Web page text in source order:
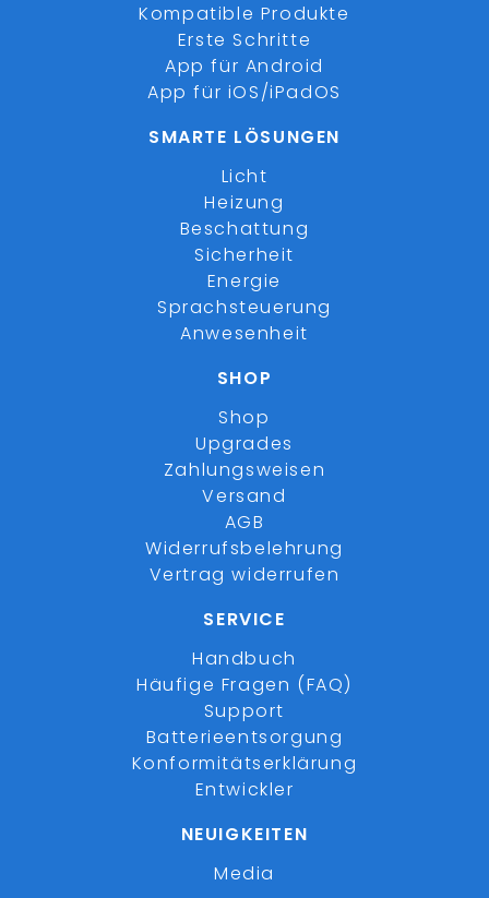
Kompatible Produkte
Erste Schritte
App für Android
App für iOS/iPadOS
SMARTE LÖSUNGEN
Licht
Heizung
Beschattung
Sicherheit
Energie
Sprachsteuerung
Anwesenheit
SHOP
Shop
Upgrades
Zahlungsweisen
Versand
AGB
Widerrufsbelehrung
Vertrag widerrufen
SERVICE
Handbuch
Häufige Fragen (FAQ)
Support
Batterieentsorgung
Konformitätserklärung
Entwickler
NEUIGKEITEN
Media